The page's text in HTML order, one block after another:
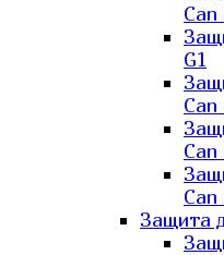
G1
Защита